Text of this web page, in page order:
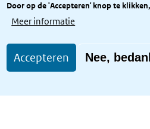
Door op de 'Accepteren' knop te
Meer informatie
Accepteren Nee,
Toegang site openbaar
Toegankelijkheid